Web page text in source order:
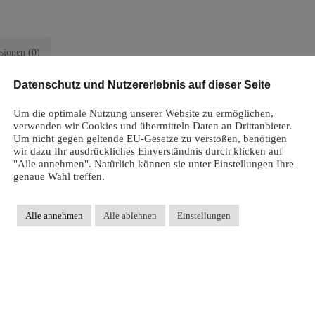
(0)
für die kalte Jahreszeit
für die kalte Jahreszeit.
Wirkung geschätzt. Der Wollvlies wird nach den GOTS-Richtlinien
wird.
An- und Ausziehen des Overalls. Somit ist der Overall auch für
Reißverschlusses ohne „zwicken“.
für einen optimalen Schutz vor der Kälte sorgen Umschläge an den
Datenschutz und Nutzererlebnis auf dieser Seite
Um die optimale Nutzung unserer Website zu ermöglichen,
verwenden wir Cookies und übermitteln Daten an Drittanbieter.
Um nicht gegen geltende EU-Gesetze zu verstoßen, benötigen
wir dazu Ihr ausdrückliches Einverständnis durch klicken auf
"Alle annehmen". Natürlich können sie unter Einstellungen Ihre
genaue Wahl treffen.
Alle annehmen Alle ablehnen Einstellungen